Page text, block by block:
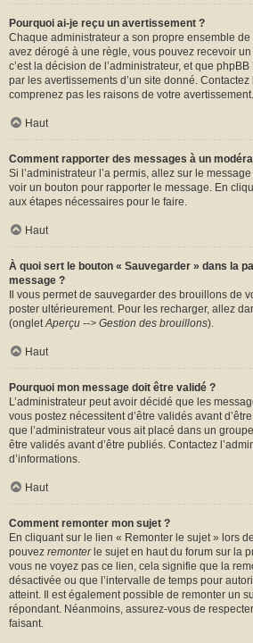
Pourquoi ai-je reçu un avertissement ?
Chaque administrateur a son propre ensemble
avez dérogé à une règle, vous pouvez recevoir
c’est la décision de l’administrateur, et que
par les avertissements d’un site donné. Contactez
comprenez pas les raisons de votre avertissement.
Haut
Comment rapporter des messages à un
Si l’administrateur l’a permis, allez sur le
voir un bouton pour rapporter le message. En
aux étapes nécessaires pour le faire.
Haut
À quoi sert le bouton « Sauvegarder » dans la
message ?
Il vous permet de sauvegarder des brouillons de
poster ultérieurement. Pour les recharger, allez
(ongletAperçu --> Gestion des brouillons).
Haut
Pourquoi mon message doit être validé ?
L’administrateur peut avoir décidé que les
vous postez nécessitent d’être validés avant
que l’administrateur vous ait placé dans un
être validés avant d’être publiés. Contactez
d’informations.
Haut
Comment remonter mon sujet ?
En cliquant sur le lien « Remonter le sujet » lors
pouvez remonterle sujet en haut du forum sur la
vous ne voyez pas ce lien, cela signifie que la
désactivée ou que l’intervalle de temps pour
atteint. Il est également possible de remonter un
répondant. Néanmoins, assurez-vous de
faisant.